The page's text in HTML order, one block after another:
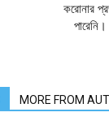
করোনার
MORE FROM